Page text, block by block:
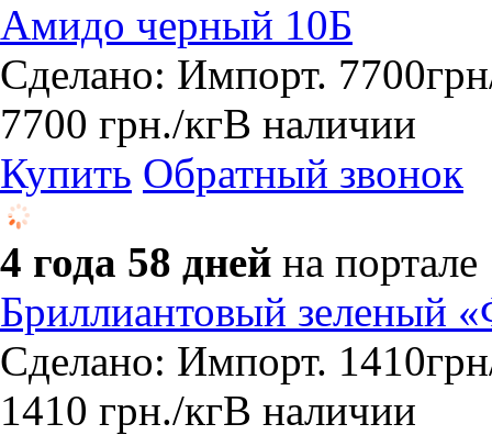
Амидо черный 10Б
Сделано: Импорт.
7700 грн./кгВ наличии
Купить Обратный звонок
4 года 58 дней на портале
Бриллиантовый зеленый
Сделано: Импорт.
1410 грн./кгВ наличии